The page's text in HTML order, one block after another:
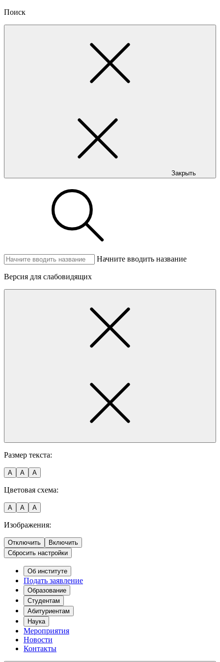
Поиск
Закрыть
Начните вводить название
Версия для слабовидящих
Размер текста:
A A A
Цветовая схема:
A A A
Изображения:
Отключить
Включить
Сбросить настройки
Об институте
Подать заявление
Образование
Студентам
Абитуриентам
Наука
Мероприятия
Новости
Контакты